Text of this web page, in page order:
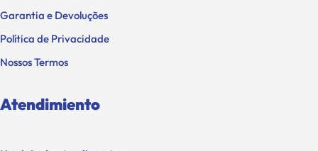
Garantia e Devoluções
Política de Privacidade
Nossos Termos
Atendimiento